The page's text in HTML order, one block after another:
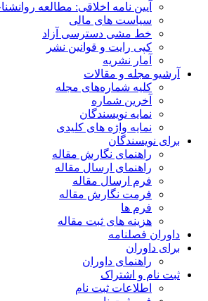
آیین نامه اخلاقی: مطالعه
سیاست های مالی
خط مشی دسترسی آزاد
کپی رایت و قوانین نشر
آمار نشریه
آرشیو مجله و مقالات
کلیه شماره‌های مجله
آخرین شماره
نمایه نویسندگان
نمایه واژه های کلیدی
برای نویسندگان
راهنمای نگارش مقاله
راهنمای ارسال مقاله
فرم ارسال مقاله
فرمت نگارش مقاله
فرم ها
هزینه های ثبت مقاله
داوران فصلنامه
برای داوران
راهنمای داوران
ثبت نام و اشتراک
اطلاعات ثبت نام